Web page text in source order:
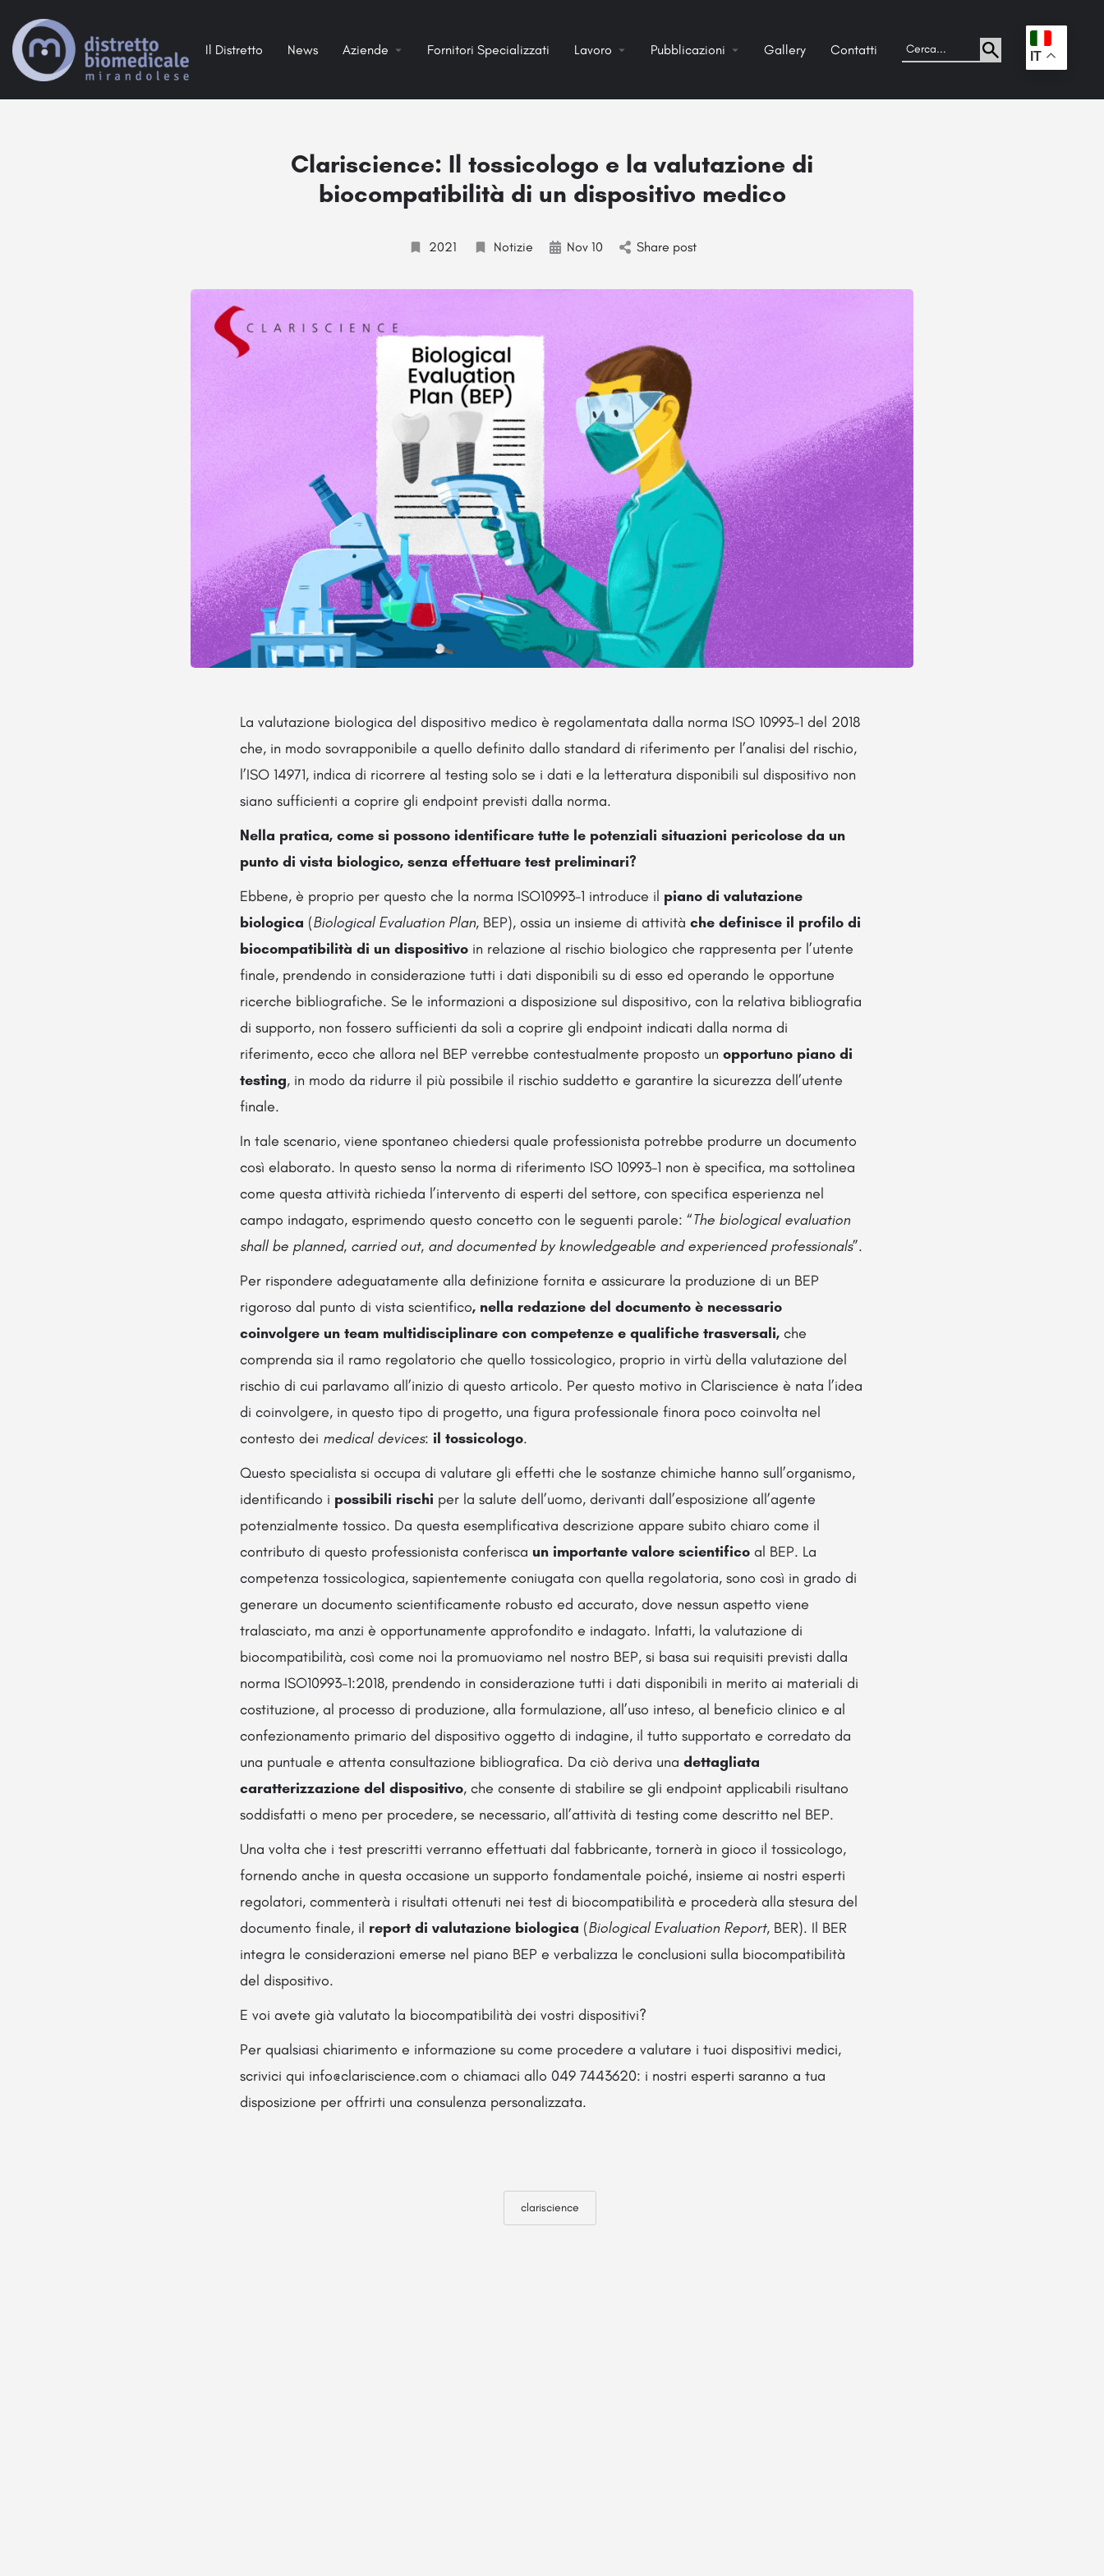
Il Distretto News Aziende Fornitori Specializzati Lavoro Pubblicazioni Gallery Contatti . IT
Clariscience: Il tossicologo e la valutazione di
biocompatibilità di un dispositivo medico
2021 Notizie Nov 10 Share post
La valutazione biologica del dispositivo medico è regolamentata dalla norma ISO 10993-1 del 2018
che, in modo sovrapponibile a quello definito dallo standard di riferimento per l’analisi del rischio,
l’ISO 14971, indica di ricorrere al testing solo se i dati e la letteratura disponibili sul dispositivo non
siano sufficienti a coprire gli endpoint previsti dalla norma.
Nella pratica, come si possono identificare tutte le potenziali situazioni pericolose da un
punto di vista biologico, senza effettuare test preliminari?
Ebbene, è proprio per questo che la norma ISO10993-1 introduce il piano di valutazione
biologica (Biological Evaluation Plan, BEP), ossia un insieme di attività che definisce il profilo di
biocompatibilità di un dispositivo in relazione al rischio biologico che rappresenta per l’utente
finale, prendendo in considerazione tutti i dati disponibili su di esso ed operando le opportune
ricerche bibliografiche. Se le informazioni a disposizione sul dispositivo, con la relativa bibliografia
di supporto, non fossero sufficienti da soli a coprire gli endpoint indicati dalla norma di
riferimento, ecco che allora nel BEP verrebbe contestualmente proposto un opportuno piano di
testing, in modo da ridurre il più possibile il rischio suddetto e garantire la sicurezza dell’utente
finale.
In tale scenario, viene spontaneo chiedersi quale professionista potrebbe produrre un documento
così elaborato. In questo senso la norma di riferimento ISO 10993-1 non è specifica, ma sottolinea
come questa attività richieda l’intervento di esperti del settore, con specifica esperienza nel
campo indagato, esprimendo questo concetto con le seguenti parole: “The biological evaluation
shall be planned, carried out, and documented by knowledgeable and experienced professionals”.
Per rispondere adeguatamente alla definizione fornita e assicurare la produzione di un BEP
rigoroso dal punto di vista scientifico, nella redazione del documento è necessario
coinvolgere un team multidisciplinare con competenze e qualifiche trasversali, che
comprenda sia il ramo regolatorio che quello tossicologico, proprio in virtù della valutazione del
rischio di cui parlavamo all’inizio di questo articolo. Per questo motivo in Clariscience è nata l’idea
di coinvolgere, in questo tipo di progetto, una figura professionale finora poco coinvolta nel
contesto dei medical devices: il tossicologo.
Questo specialista si occupa di valutare gli effetti che le sostanze chimiche hanno sull’organismo,
identificando i possibili rischi per la salute dell’uomo, derivanti dall’esposizione all’agente
potenzialmente tossico. Da questa esemplificativa descrizione appare subito chiaro come il
contributo di questo professionista conferisca un importante valore scientifico al BEP. La
competenza tossicologica, sapientemente coniugata con quella regolatoria, sono così in grado di
generare un documento scientificamente robusto ed accurato, dove nessun aspetto viene
tralasciato, ma anzi è opportunamente approfondito e indagato. Infatti, la valutazione di
biocompatibilità, così come noi la promuoviamo nel nostro BEP, si basa sui requisiti previsti dalla
norma ISO10993-1:2018, prendendo in considerazione tutti i dati disponibili in merito ai materiali di
costituzione, al processo di produzione, alla formulazione, all’uso inteso, al beneficio clinico e al
confezionamento primario del dispositivo oggetto di indagine, il tutto supportato e corredato da
una puntuale e attenta consultazione bibliografica. Da ciò deriva una dettagliata
caratterizzazione del dispositivo, che consente di stabilire se gli endpoint applicabili risultano
soddisfatti o meno per procedere, se necessario, all’attività di testing come descritto nel BEP.
Una volta che i test prescritti verranno effettuati dal fabbricante, tornerà in gioco il tossicologo,
fornendo anche in questa occasione un supporto fondamentale poiché, insieme ai nostri esperti
regolatori, commenterà i risultati ottenuti nei test di biocompatibilità e procederà alla stesura del
documento finale, il report di valutazione biologica (Biological Evaluation Report, BER). Il BER
integra le considerazioni emerse nel piano BEP e verbalizza le conclusioni sulla biocompatibilità
del dispositivo.
E voi avete già valutato la biocompatibilità dei vostri dispositivi?
Per qualsiasi chiarimento e informazione su come procedere a valutare i tuoi dispositivi medici,
scrivici qui info@clariscience.com o chiamaci allo 049 7443620: i nostri esperti saranno a tua
disposizione per offrirti una consulenza personalizzata.
clariscience